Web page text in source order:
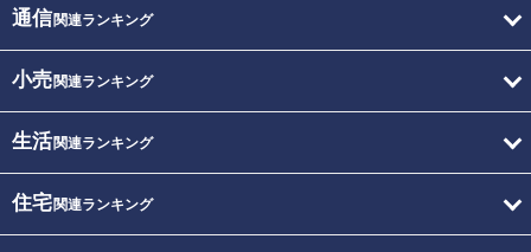
通信関連ランキング
小売関連ランキング
生活関連ランキング
住宅関連ランキング